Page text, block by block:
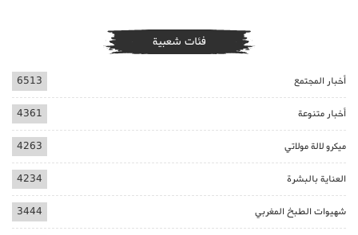
فئات شعبية
أخبار المجتمع 6513
أخبار متنوعة 4361
ميكرو لالة مولاتي 4263
العناية بالبشرة 4234
شهيوات الطبخ المغربي 3444